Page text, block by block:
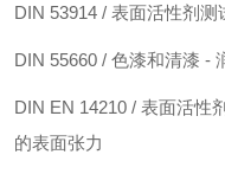
DIN 53914 / 表面活性剂测
DIN 55660 / 色漆和清漆 -
DIN EN 14210 / 表面活性
的表面张力